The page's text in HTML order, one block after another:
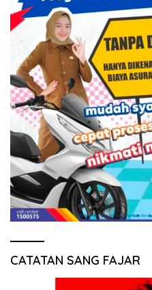
CATATAN SANG FAJAR